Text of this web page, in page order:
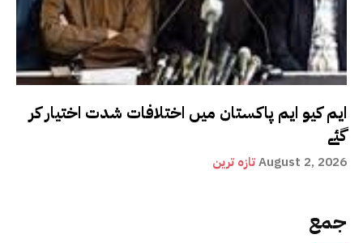
ایم کیو ایم پاکستان میں اختلافات شدت اختیار کر
گئے
تازہ ترینAugust 2, 2026
جمع